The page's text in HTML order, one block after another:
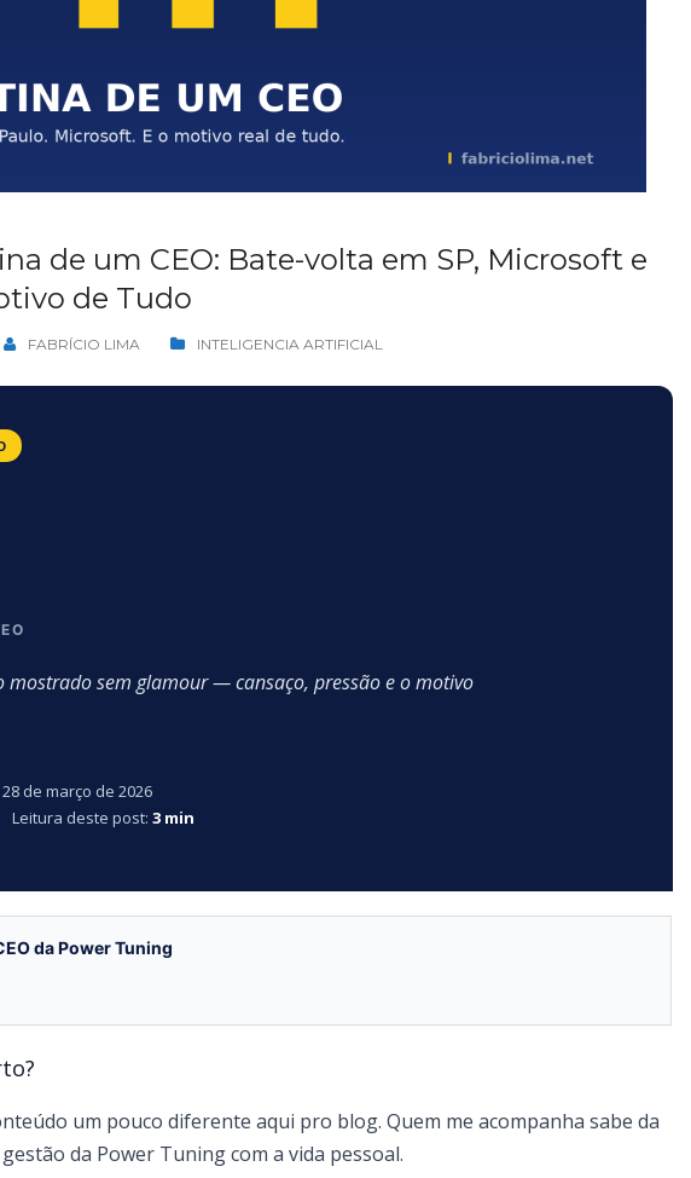
de um CEO: Bate-volta em SP, Microsoft e
de Tudo
FABRÍCIO LIMA INTELIGENCIA ARTIFICIAL
mostrado sem glamour — cansaço, pressão e o motivo
28 de março de 2026
Leitura deste post: 3 min
da Power Tuning
um pouco diferente aqui pro blog. Quem me acompanha sabe da
da Power Tuning com a vida pessoal.